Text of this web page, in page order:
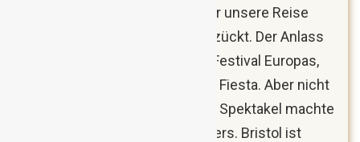
Großbritannien hat, war sie über unsere Reise
nach Bristol natürlich ganz entzückt. Der Anlass
war das größte Heißluftballon-Festival Europas,
die Bristol International Balloon Fiesta. Aber nicht
nur dieses visuell fantastische Spektakel machte
unseren Aufenthalt so besonders. Bristol ist